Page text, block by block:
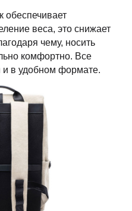
обеспечивает
веса, это снижает
чему, носить
комфортно. Все
и в удобном формате.